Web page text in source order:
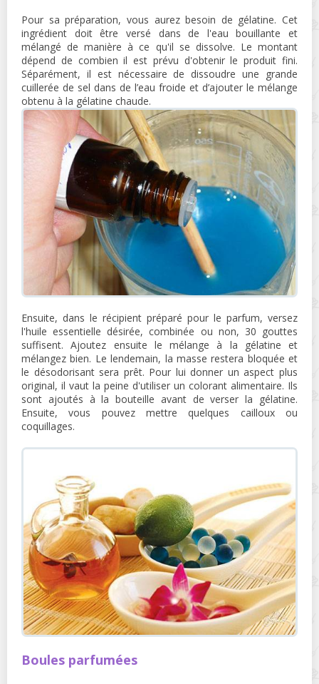
Pour sa préparation, vous aurez besoin de gélatine. Cet
ingrédient doit être versé dans de l'eau bouillante et
mélangé de manière à ce qu'il se dissolve. Le montant
dépend de combien il est prévu d'obtenir le produit fini.
Séparément, il est nécessaire de dissoudre une grande
cuillerée de sel dans de l’eau froide et d’ajouter le mélange
obtenu à la gélatine chaude.
Ensuite, dans le récipient préparé pour le parfum, versez
l'huile essentielle désirée, combinée ou non, 30 gouttes
suffisent. Ajoutez ensuite le mélange à la gélatine et
mélangez bien. Le lendemain, la masse restera bloquée et
le désodorisant sera prêt. Pour lui donner un aspect plus
original, il vaut la peine d'utiliser un colorant alimentaire. Ils
sont ajoutés à la bouteille avant de verser la gélatine.
Ensuite, vous pouvez mettre quelques cailloux ou
coquillages.
Boules parfumées